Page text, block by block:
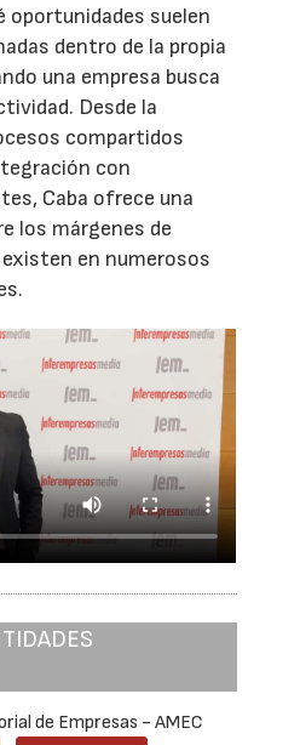
oportunidades suelen
dentro de la propia
una empresa busca
Desde la
compartidos
con
Caba ofrece una
los márgenes de
en numerosos
de Empresas - AMEC